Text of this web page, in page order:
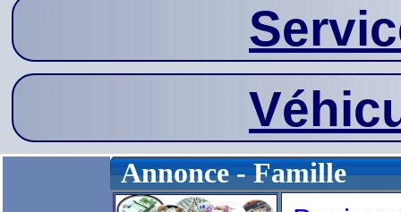
Annonce - Famille